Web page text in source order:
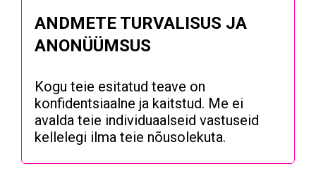
ANDMETE TURVALISUS JA
ANONÜÜMSUS
Kogu teie esitatud teave on
konfidentsiaalne ja kaitstud. Me ei
avalda teie individuaalseid vastuseid
kellelegi ilma teie nõusolekuta.